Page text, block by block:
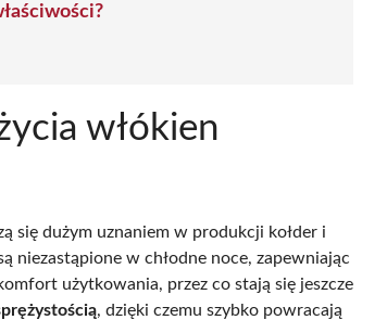
włókien
się dużym uznaniem w produkcji kołder i
niezastąpione w chłodne noce, zapewniając
użytkowania, przez co stają się jeszcze
, dzięki czemu szybko powracają